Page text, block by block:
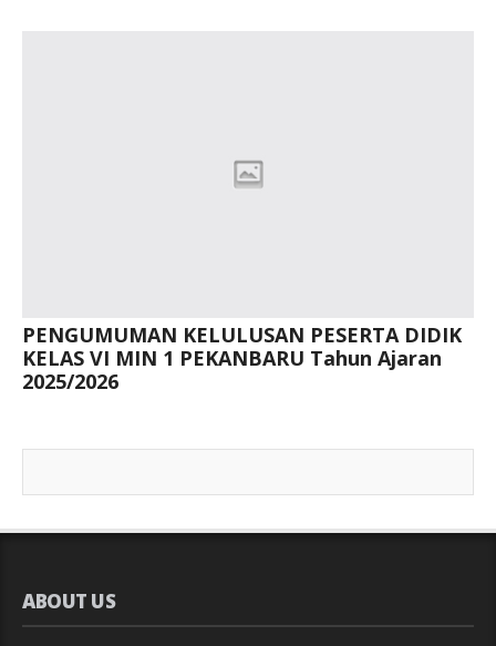
PENGUMUMAN KELULUSAN PESERTA DIDIK
KELAS VI MIN 1 PEKANBARU Tahun Ajaran
2025/2026
ABOUT US